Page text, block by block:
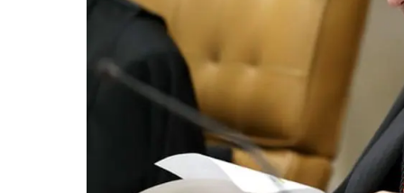
Pressione Enter para pesquisar ou ESC